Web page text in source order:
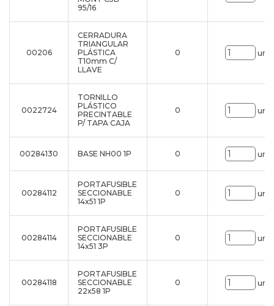
95/16
00206
CERRADURA
TRIANGULAR
PLÁSTICA
T10mm C/
LLAVE
0 uni.
0022724
TORNILLO
PLÁSTICO
PRECINTABLE
P/ TAPA CAJA
0 uni.
00284130 BASE NH00 1P 0 uni.
00284112
PORTAFUSIBLE
SECCIONABLE
14x51 1P
0 uni.
00284114
PORTAFUSIBLE
SECCIONABLE
14x51 3P
0 uni.
00284118
PORTAFUSIBLE
SECCIONABLE
22x58 1P
0 uni.